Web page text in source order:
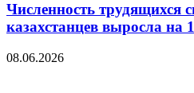
Численность трудящихся
казахстанцев выросла на
08.06.2026